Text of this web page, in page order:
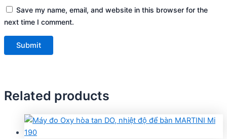
Save my name, email, and website in this browser for the
next time I comment.
Related products